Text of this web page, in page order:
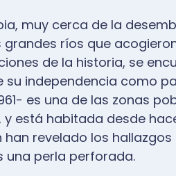
muy cerca de la
grandes ríos que
de la historia, se
su independencia como
es una de las zonas
está habitada desde
han revelado los hallazgos
una perla perforada.